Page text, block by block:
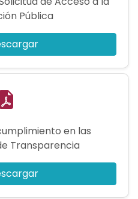
Pública
en las
Transparencia